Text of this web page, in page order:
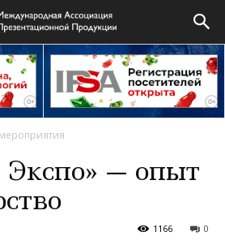
Экспо» — опыт
0
1166